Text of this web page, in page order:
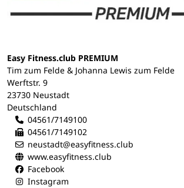
Easy Fitness.club PREMIUM
Tim zum Felde & Johanna Lewis zum Felde
Werftstr. 9
23730 Neustadt
Deutschland
04561/7149100
04561/7149102
neustadt@easyfitness.club
www.easyfitness.club
Facebook
Instagram